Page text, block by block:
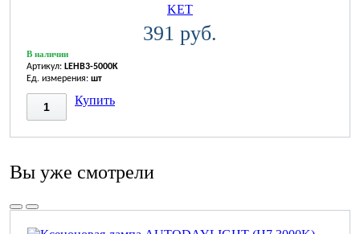
KET
391 руб.
В наличии
Артикул: LEHB3-5000K
Ед. измерения: шт
Купить
Вы уже смотрели